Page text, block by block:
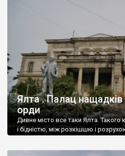
Ялта . Палац
орди
Дивне місто все таки Ялта. Такого
і бідністю, між розкішшю і